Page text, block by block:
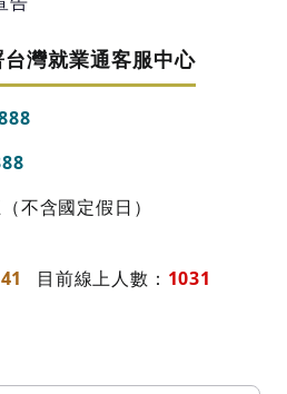
灣就業通客服中心
不含國定假日）
目前線上人數： 1031